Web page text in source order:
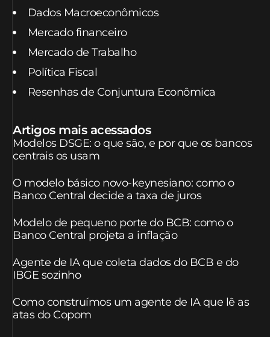
Dados Macroeconômicos
Mercado financeiro
Mercado de Trabalho
Política Fiscal
Resenhas de Conjuntura Econômica
Artigos mais acessados
Modelos DSGE: o que são, e por que os bancos
centrais os usam
O modelo básico novo-keynesiano: como o
Banco Central decide a taxa de juros
Modelo de pequeno porte do BCB: como o
Banco Central projeta a inflação
Agente de IA que coleta dados do BCB e do
IBGE sozinho
Como construímos um agente de IA que lê as
atas do Copom